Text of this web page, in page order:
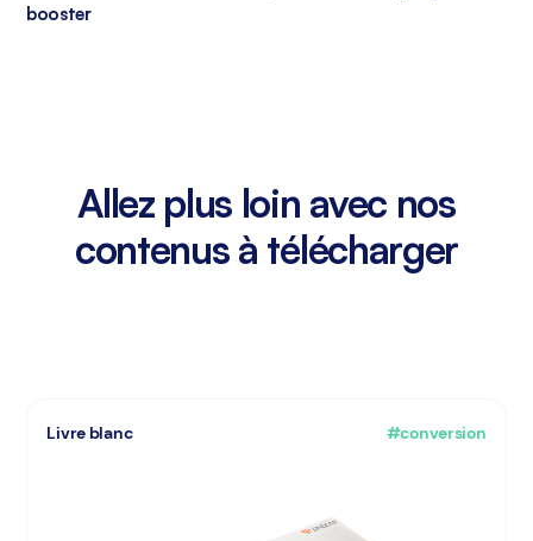
booster
Allez plus loin avec nos
contenus à télécharger
Livre blanc #conversion